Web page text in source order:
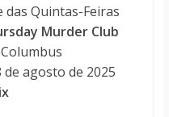
das Quintas-Feiras
Murder Club
agosto de 2025